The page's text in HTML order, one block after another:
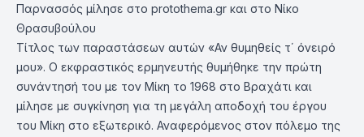
Παρνασσός μίλησε στο protothema.gr και στο Νίκο
Θρασυβούλου
Τίτλος των παραστάσεων αυτών «Αν θυμηθείς τ΄ όνειρό
μου». Ο εκφραστικός ερμηνευτής θυμήθηκε την πρώτη
συνάντησή του με τον Μίκη το 1968 στο Βραχάτι και
μίλησε με συγκίνηση για τη μεγάλη αποδοχή του έργου
του Μίκη στο εξωτερικό. Αναφερόμενος στον πόλεμο της